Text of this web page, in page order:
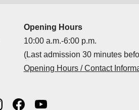
Opening Hours
10:00 a.m.-6:00 p.m.
(Last admission 30 minutes
Opening Hours / Contact